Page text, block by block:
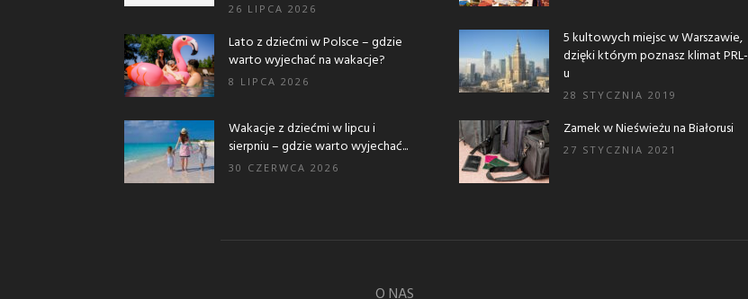
26 LIPCA 2026
Lato z dziećmi w Polsce – gdzie
warto wyjechać na wakacje?
8 LIPCA 2026
Wakacje z dziećmi w lipcu i
sierpniu – gdzie warto wyjechać...
30 CZERWCA 2026
5 kultowych miejsc w Warszawie,
dzięki którym poznasz klimat PRL-
u
28 STYCZNIA 2019
Zamek w Nieświeżu na Białorusi
27 STYCZNIA 2021